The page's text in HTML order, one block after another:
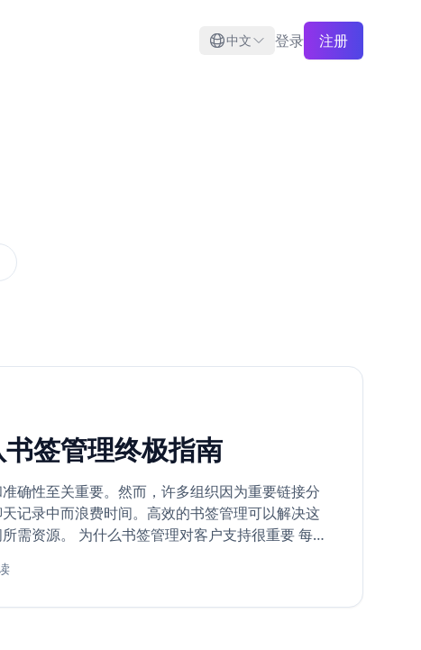
中文 登录 注册
签管理终极指南
确性至关重要。然而，许多组织因为重要链接分
记录中而浪费时间。高效的书签管理可以解决这
需资源。 为什么书签管理对客户支持很重要 每一
降低效率。集中化的书签管理可以： 快速访问常